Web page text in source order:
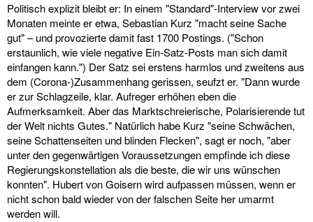
Politisch explizit bleibt er: In einem "Standard"-Interview vor zwei
Monaten meinte er etwa, Sebastian Kurz "macht seine Sache
gut" – und provozierte damit fast 1700 Postings. ("Schon
erstaunlich, wie viele negative Ein-Satz-Posts man sich damit
einfangen kann.") Der Satz sei erstens harmlos und zweitens aus
dem (Corona-)Zusammenhang gerissen, seufzt er. "Dann wurde
er zur Schlagzeile, klar. Aufreger erhöhen eben die
Aufmerksamkeit. Aber das Marktschreierische, Polarisierende tut
der Welt nichts Gutes." Natürlich habe Kurz "seine Schwächen,
seine Schattenseiten und blinden Flecken", sagt er noch, "aber
unter den gegenwärtigen Voraussetzungen empfinde ich diese
Regierungskonstellation als die beste, die wir uns wünschen
konnten". Hubert von Goisern wird aufpassen müssen, wenn er
nicht schon bald wieder von der falschen Seite her umarmt
werden will.